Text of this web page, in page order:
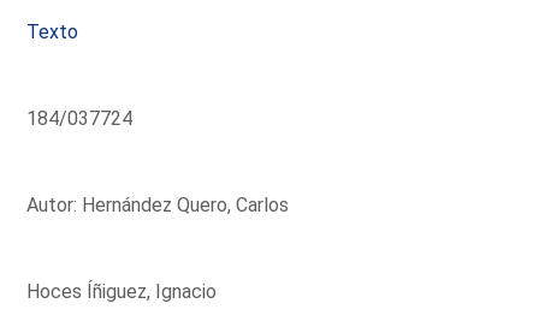
Texto
184/037724
Autor: Hernández Quero, Carlos
Hoces Íñiguez, Ignacio